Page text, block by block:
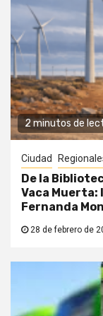
2 minutos de
Ciudad
De la
Vaca Muerta:
Fernanda
28 de febrero de